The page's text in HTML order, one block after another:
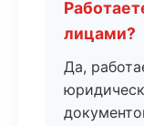
лицами?
Да,